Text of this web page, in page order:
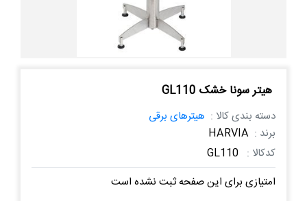
هیتر سونا خشک GL110
دسته بندی کالا : هیترهای برقی
برند : HARVIA
کدکالا : GL110
امتیازی برای این صفحه ثبت نشده است